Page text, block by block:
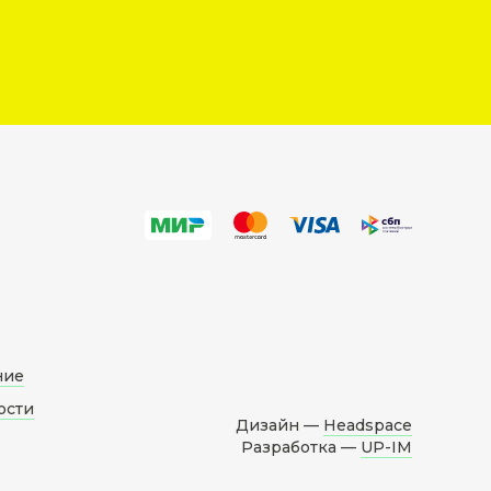
Дизайн — Headspace
Разработка — UP-IM